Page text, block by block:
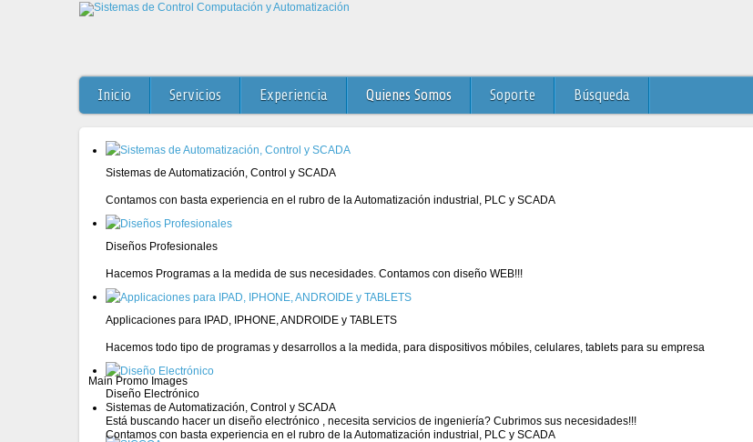
Inicio Servicios Experiencia Quienes Somos Soporte Búsqueda
Sistemas de Automatización, Control y SCADA
Contamos con basta experiencia en el rubro de la Automatización industrial, PLC y SCADA
Diseños Profesionales
Hacemos Programas a la medida de sus necesidades. Contamos con diseño WEB!!!
Applicaciones para IPAD, IPHONE, ANDROIDE y TABLETS
Hacemos todo tipo de programas y desarrollos a la medida, para dispositivos móbiles, celulares, tablets para su empresa
Diseño Electrónico
Está buscando hacer un diseño electrónico , necesita servicios de ingeniería? Cubrimos sus necesidades!!!
Main Promo Images
Sistemas de Automatización, Control y SCADA
Contamos con basta experiencia en el rubro de la Automatización industrial, PLC y SCADA